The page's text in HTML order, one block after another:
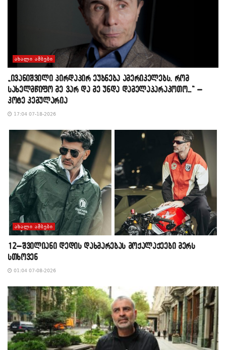
ᲐᲮᲐᲚᲘ ᲐᲛᲑᲔᲑᲘ
„ივანიშვილი პირდაპირ ეუბნება ამერიკელებს, რომ
სახელმწიფო მე ვარ და მე უნდა დამელაპარაკოთო…“ –
კოტე კემულარია
17:04 07-18-2026
ᲐᲮᲐᲚᲘ ᲐᲛᲑᲔᲑᲘ
12–შვილიანი დედის დახმარებას მოქალაქეები მერს
სთხოვენ
01:04 07-08-2026